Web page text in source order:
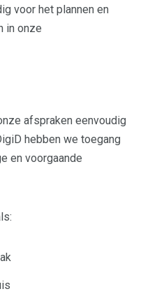
voor het plannen en
in onze
afspraken eenvoudig
hebben we toegang
en voorgaande